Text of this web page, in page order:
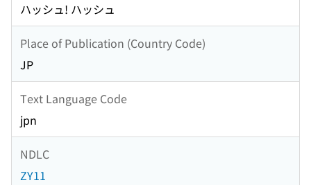
ハッシュ! ハッシュ
Place of Publication (Country Code)
JP
Text Language Code
jpn
NDLC
ZY11